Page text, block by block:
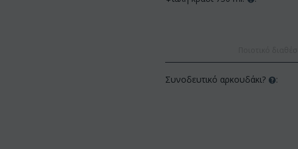
Συνοδευτικό αρκουδάκι? :